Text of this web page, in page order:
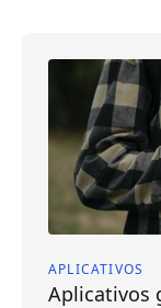
APLICATIVOS
Aplicativos